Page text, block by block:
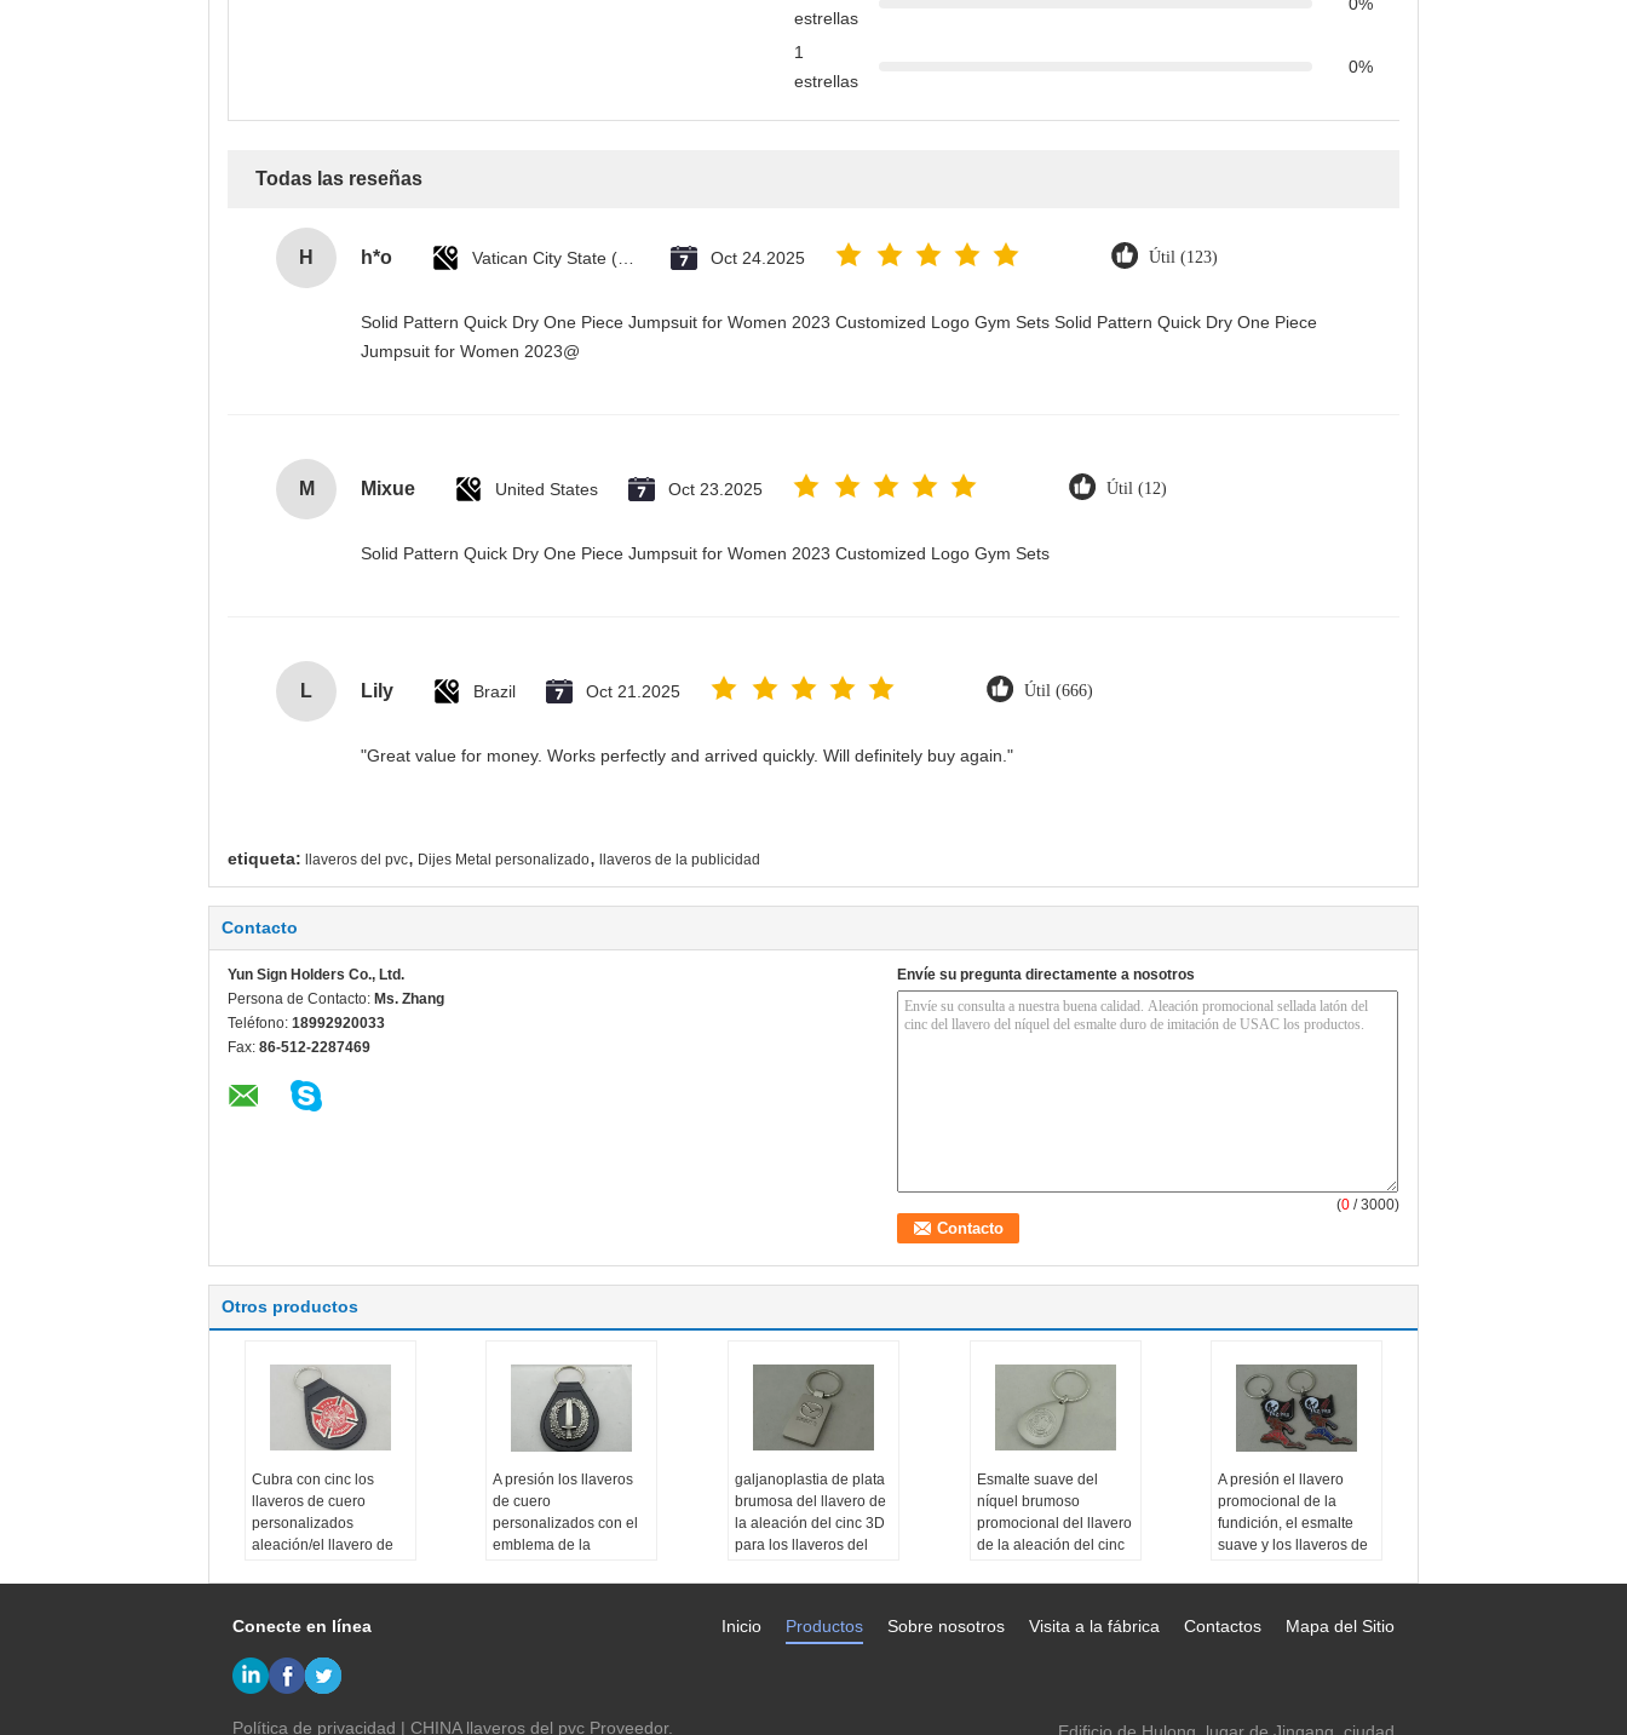
estrellas
0%
1
estrellas
0%
Todas las reseñas
H h*o Vatican City State (Holy See) Oct 24.2025 Útil (123)
Solid Pattern Quick Dry One Piece Jumpsuit for Women 2023 Customized Logo Gym Sets Solid Pattern Quick Dry One Piece
Jumpsuit for Women 2023@
M Mixue United States Oct 23.2025 Útil (12)
Solid Pattern Quick Dry One Piece Jumpsuit for Women 2023 Customized Logo Gym Sets
L Lily Brazil Oct 21.2025 Útil (666)
"Great value for money. Works perfectly and arrived quickly. Will definitely buy again."
etiqueta: llaveros del pvc, Dijes Metal personalizado, llaveros de la publicidad
Contacto
Yun Sign Holders Co., Ltd.
Persona de Contacto: Ms. Zhang
Teléfono: 18992920033
Fax: 86-512-2287469
Envíe su pregunta directamente a nosotros
(0 / 3000)
Otros productos
Cubra con cinc los
llaveros de cuero
personalizados
aleación/el llavero de
A presión los llaveros
de cuero
personalizados con el
emblema de la
galjanoplastia de plata
galjanoplastia de plata
brumosa del llavero de
la aleación del cinc 3D
para los llaveros del
Esmalte suave del
níquel brumoso
promocional del llavero
de la aleación del cinc
A presión el llavero
promocional de la
fundición, el esmalte
suave y los llaveros de
Conecte en línea Mapa del Sitio
Contactos
Visita a la fábrica
Sobre nosotros
Productos
Inicio
Política de privacidad | CHINA llaveros del pvc Proveedor.